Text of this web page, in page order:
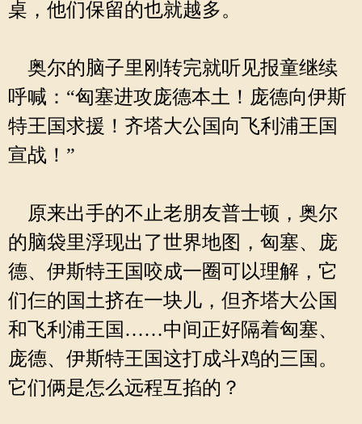
桌，他们保留的也就越多。
奥尔的脑子里刚转完就听见报童继续
呼喊：“匈塞进攻庞德本土！庞德向伊斯
特王国求援！齐塔大公国向飞利浦王国
宣战！”
原来出手的不止老朋友普士顿，奥尔
的脑袋里浮现出了世界地图，匈塞、庞
德、伊斯特王国咬成一圈可以理解，它
们仨的国土挤在一块儿，但齐塔大公国
和飞利浦王国……中间正好隔着匈塞、
庞德、伊斯特王国这打成斗鸡的三国。
它们俩是怎么远程互掐的？